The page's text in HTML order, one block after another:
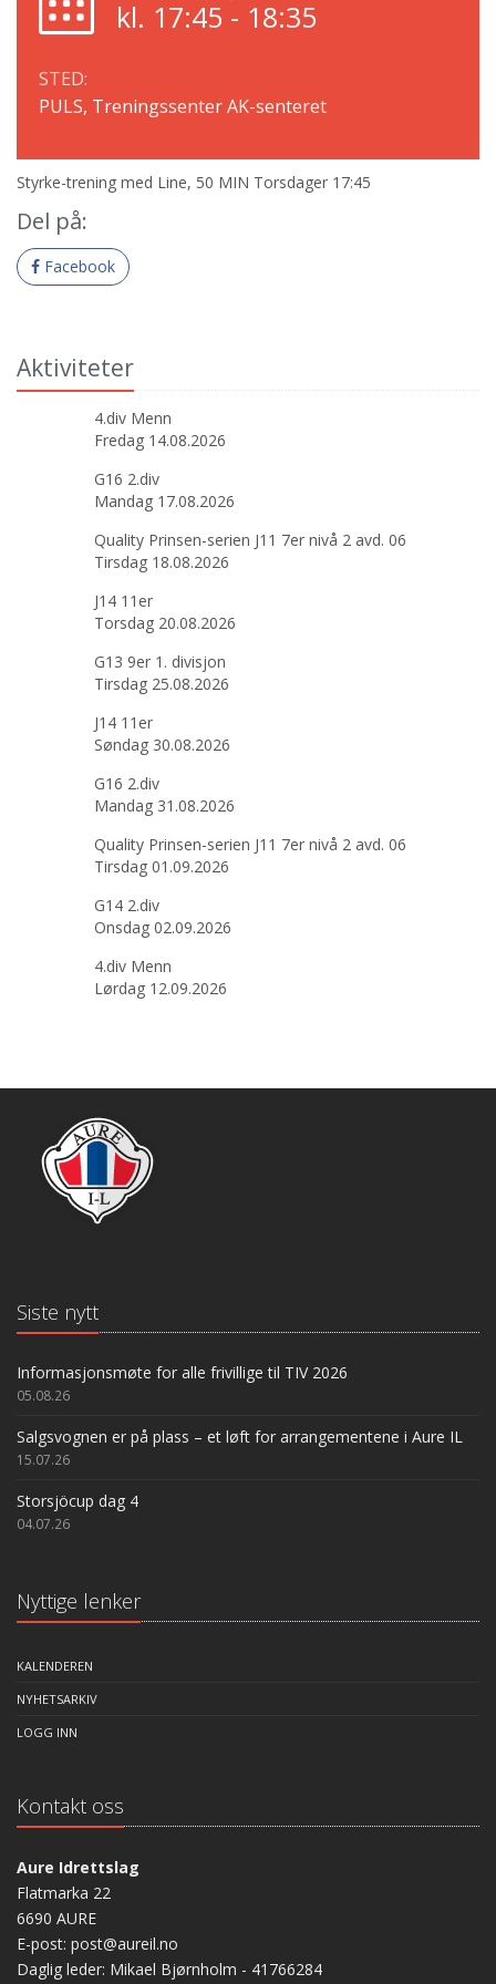
kl. 17:45 - 18:35
STED:
PULS, Treningssenter AK-senteret
Styrke-trening med Line, 50 MIN Torsdager 17:45
Del på:
Facebook
Aktiviteter
4.div Menn
Fredag 14.08.2026
G16 2.div
Mandag 17.08.2026
Quality Prinsen-serien J11 7er nivå 2 avd. 06
Tirsdag 18.08.2026
J14 11er
Torsdag 20.08.2026
G13 9er 1. divisjon
Tirsdag 25.08.2026
J14 11er
Søndag 30.08.2026
G16 2.div
Mandag 31.08.2026
Quality Prinsen-serien J11 7er nivå 2 avd. 06
Tirsdag 01.09.2026
G14 2.div
Onsdag 02.09.2026
4.div Menn
Lørdag 12.09.2026
Siste nytt
Informasjonsmøte for alle frivillige til TIV 2026
05.08.26
Salgsvognen er på plass – et løft for arrangementene i Aure IL
15.07.26
Storsjöcup dag 4
04.07.26
Nyttige lenker
KALENDEREN
NYHETSARKIV
LOGG INN
Kontakt oss
Aure Idrettslag
Flatmarka 22
6690 AURE
E-post: post@aureil.no
Daglig leder: Mikael Bjørnholm - 41766284